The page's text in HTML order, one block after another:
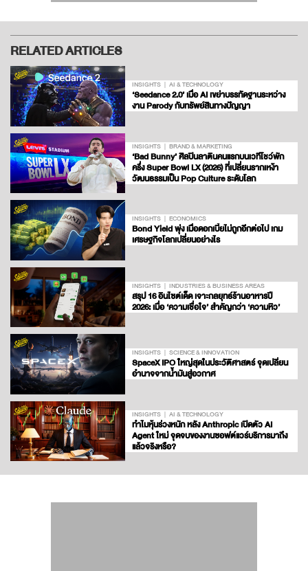
RELATED ARTICLES
INSIGHTS AI & TECHNOLOGY
‘Seedance 2.0’ เมื่อ AI เขย่าบรรทัดฐานระหว่าง
งาน Parody กับทรัพย์สินทางปัญญา
INSIGHTS BRAND & MARKETING
‘Bad Bunny’ ศิลปินลาตินคนแรกบนเวทีโชว์พัก
ครึ่ง Super Bowl LX (2026) ที่เปลี่ยนรากเหง้า
วัฒนธรรมเป็น Pop Culture ระดับโลก
INSIGHTS ECONOMICS
Bond Yield พุ่ง เมื่อดอกเบี้ยไม่ถูกอีกต่อไป เกม
เศรษฐกิจโลกเปลี่ยนอย่างไร
INSIGHTS INDUSTRIES & BUSINESS AREAS
สรุป 16 อินไซต์เด็ด เจาะกลยุทธ์ร้านอาหารปี
2026: เมื่อ ‘ความเชื่อใจ’ สำคัญกว่า ‘ความหิว’
INSIGHTS SCIENCE & INNOVATION
SpaceX IPO ใหญ่สุดในประวัติศาสตร์ จุดเปลี่ยน
อำนาจจากน้ำมันสู่อวกาศ
INSIGHTS AI & TECHNOLOGY
ทำไมหุ้นร่วงหนัก หลัง Anthropic เปิดตัว AI
Agent ใหม่ จุดจบของงานซอฟต์แวร์บริการมาถึง
แล้วจริงหรือ?